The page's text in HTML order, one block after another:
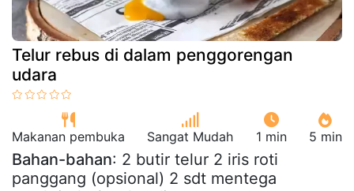
Telur rebus di dalam penggorengan
udara
Makanan pembuka Sangat Mudah 1 min 5 min
Bahan-bahan: 2 butir telur 2 iris roti
panggang (opsional) 2 sdt mentega